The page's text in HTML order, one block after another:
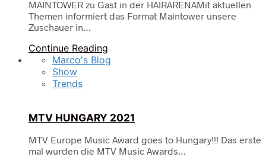
MAINTOWER zu Gast in der HAIRARENAMit aktuellen
Themen informiert das Format Maintower unsere
Zuschauer in…
Continue Reading
Marco's Blog
Show
Trends
MTV HUNGARY 2021
MTV Europe Music Award goes to Hungary!!! Das erste
mal wurden die MTV Music Awards…